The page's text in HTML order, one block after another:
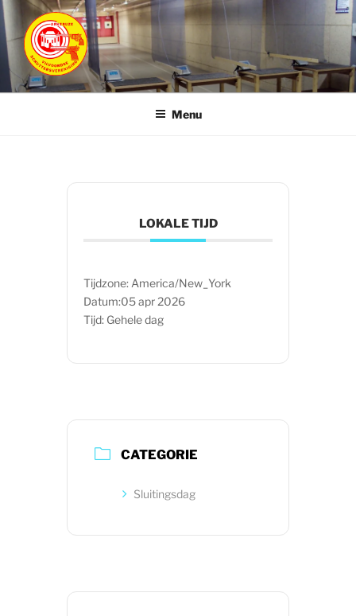
Ga
naar
de
inhoud
ARKEBUZE
Vilvoordse Schuttersvereniging
Menu
LOKALE TIJD
Tijdzone: America/New_York
Datum:05 apr 2026
Tijd: Gehele dag
CATEGORIE
Sluitingsdag